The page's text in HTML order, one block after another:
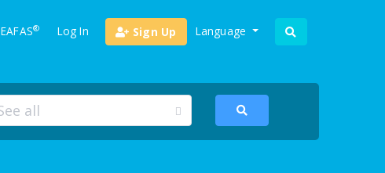
EAFAS® Log In Sign Up Language